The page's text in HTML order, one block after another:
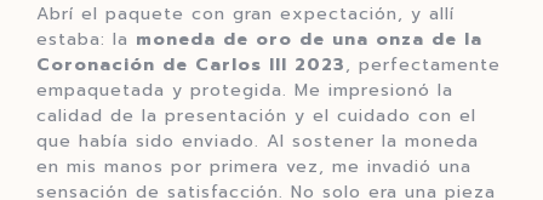
Abrí el paquete con gran expectación, y allí
estaba: la moneda de oro de una onza de la
Coronación de Carlos III 2023, perfectamente
empaquetada y protegida. Me impresionó la
calidad de la presentación y el cuidado con el
que había sido enviado. Al sostener la moneda
en mis manos por primera vez, me invadió una
sensación de satisfacción. No solo era una pieza